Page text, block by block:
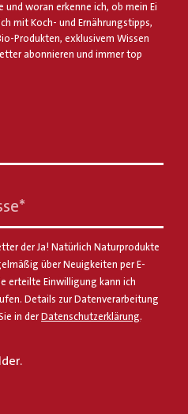
woran erkenne ich, ob mein Ei
mit Koch- und Ernährungstipps,
Produkten, exklusivem Wissen
abonnieren und immer top
*
der Ja! Natürlich Naturprodukte
über Neuigkeiten per E-
erteilte Einwilligung kann ich
Details zur Datenverarbeitung
in derDatenschutzerklärung.